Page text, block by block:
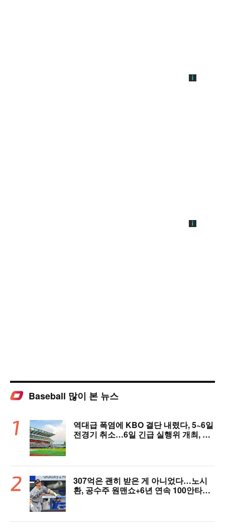
Baseball 많이 본 뉴스
역대급 폭염에 KBO 결단 내렸다, 5~6일
전경기 취소…6일 긴급 실행위 개최, 폭
307억은 괜히 받은 게 아니었다…노시
환, 공수주 원맨쇼+6년 연속 100안타